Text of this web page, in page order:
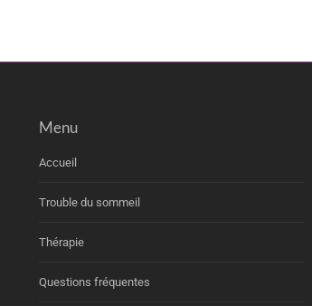
Menu
Accueil
Trouble du sommeil
Thérapie
Questions fréquentes